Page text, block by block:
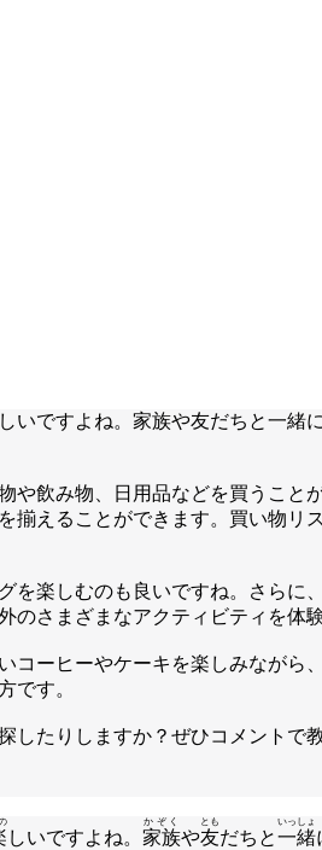
ですよね。家族や友だちと一緒
飲み物、日用品などを買うこと
えることができます。買い物リ
楽しむのも良いですね。さらに
さまざまなアクティビティを体
ーヒーやケーキを楽しみながら
です。
たりしますか？ぜひコメントで
しいですよね。 家族
かぞく
や友
とも
だちと一緒
いっしょ